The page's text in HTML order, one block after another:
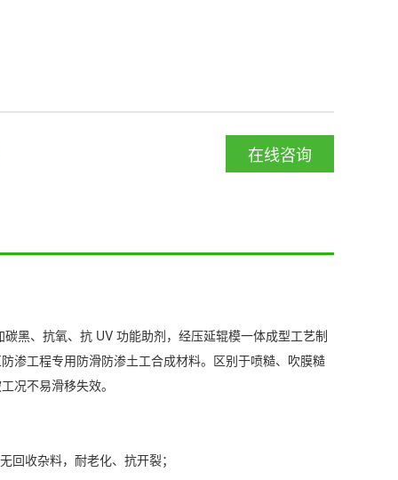
在线咨询
黑、抗氧、抗 UV 功能助剂，经压延辊模一体成型工艺制
渗工程专用防滑防渗土工合成材料。区别于喷糙、吹膜糙
况不易滑移失效。
回收杂料，耐老化、抗开裂；